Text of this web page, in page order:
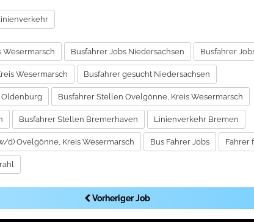
Wesermarsch Busfahrer Jobs Niedersachsen Busfahrer
Wesermarsch Busfahrer gesucht Niedersachsen
Busfahrer Stellen Ovelgönne, Kreis Wesermarsch
Busfahrer Stellen Bremerhaven Linienverkehr Bremen
Ovelgönne, Kreis Wesermarsch Bus Fahrer Jobs Fahrer
Vorheriger Job